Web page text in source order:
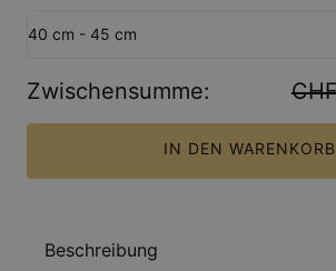
40 cm - 45 cm
Zwischensumme:
IN DEN WARENKORB
Beschreibung